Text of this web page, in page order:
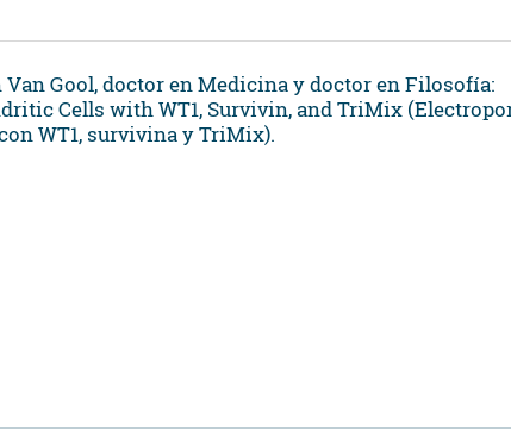
Gool, doctor en Medicina y doctor en Filosofía:
Cells with WT1, Survivin, and TriMix
WT1, survivina y TriMix).